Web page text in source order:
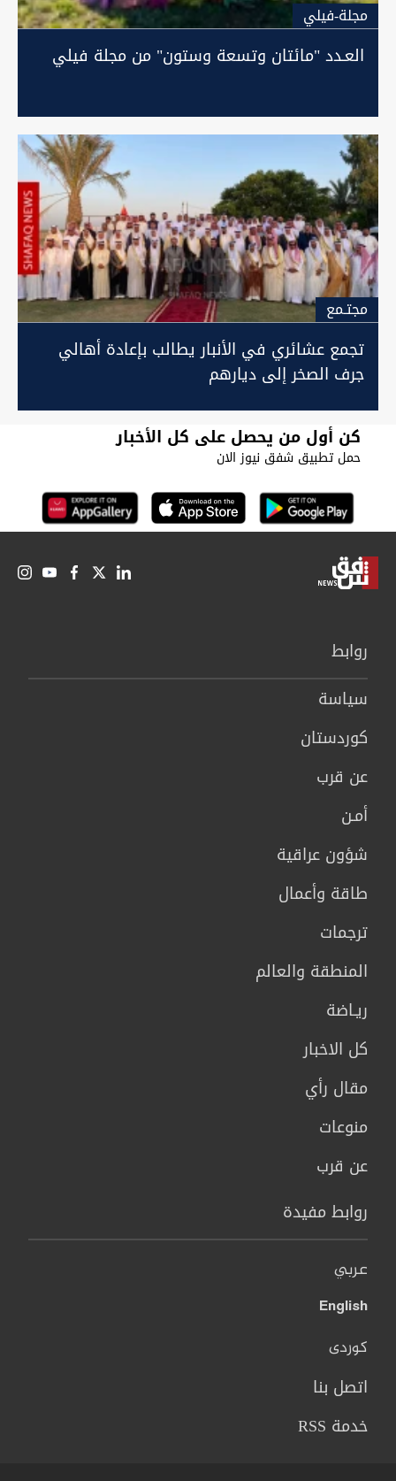
مجلة-فيلي
العـدد "مائتان وتسعة وستون" من مجلة فيلي
مجتـمع
تجمع عشائري في الأنبار يطالب بإعادة أهالي
جرف الصخر إلى ديارهم
كن أول من يحصل على كل الأخبار
حمل تطبيق شفق نيوز الان
روابط
سیاسة
كوردستان
عن قرب
أمـن
شؤون عراقية
طاقة وأعمال
ترجمات
المنطقة والعالم
ريـاضة
كل الاخبار
مقال رأي
منوعات
عن قرب
روابط مفيدة
عربي
English
کوردی
اتصل بنا
خدمة RSS